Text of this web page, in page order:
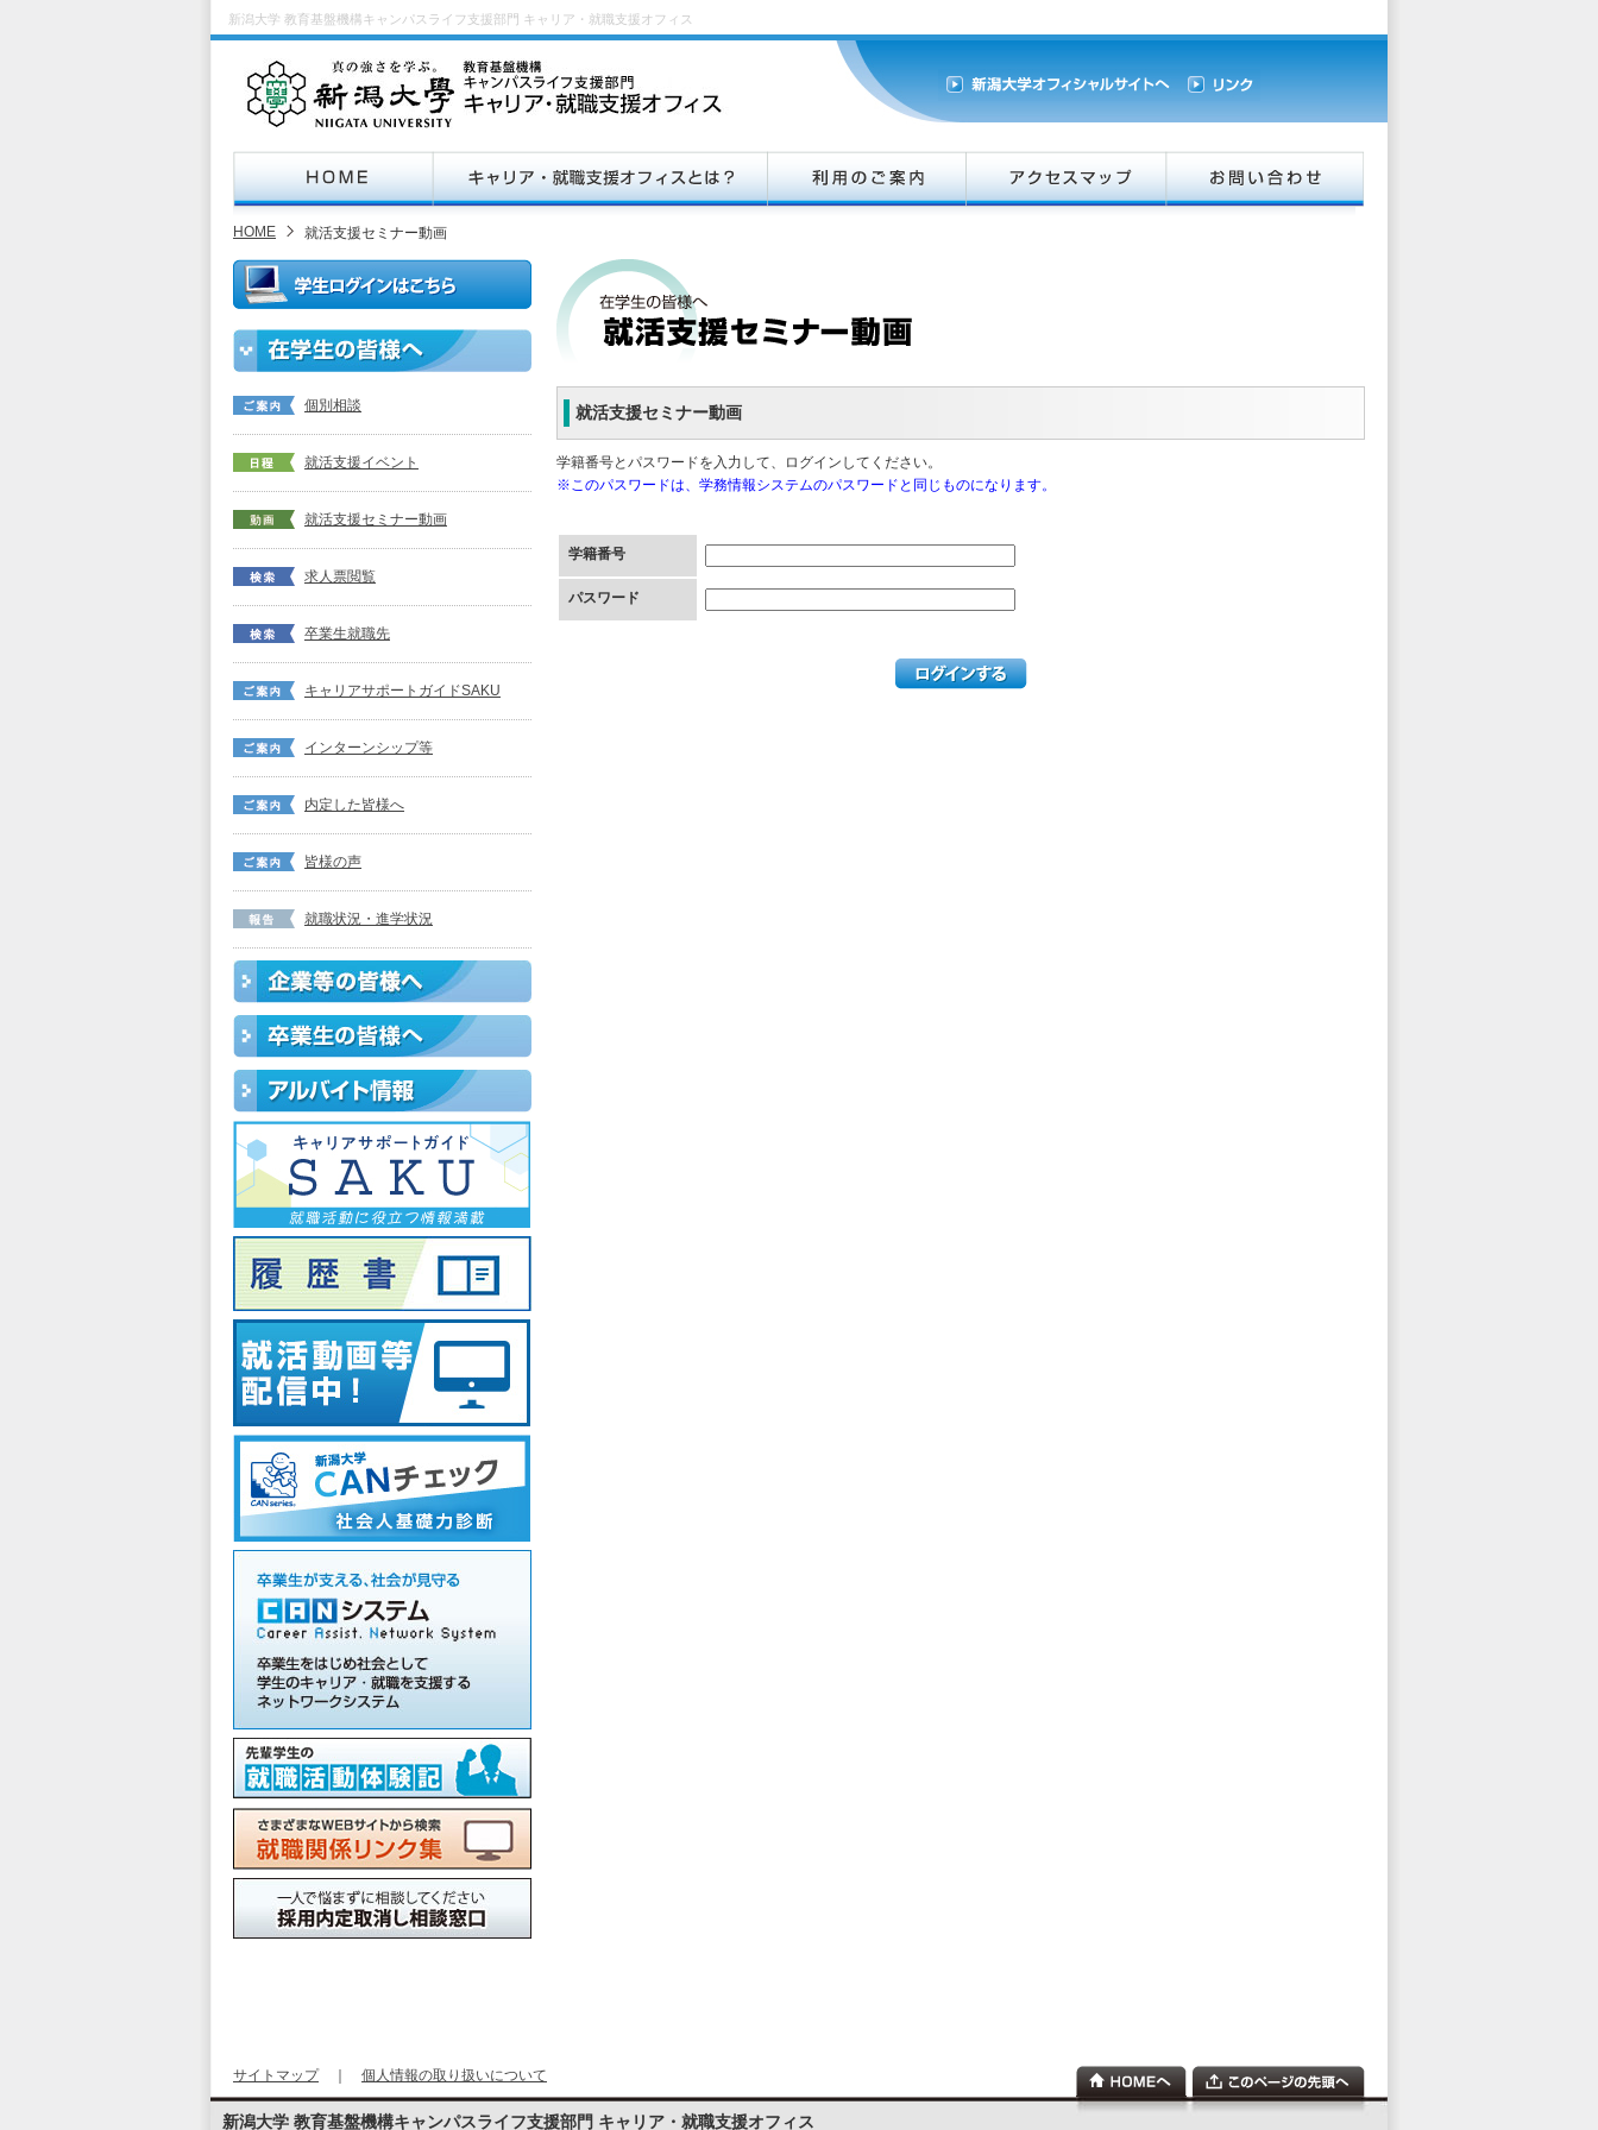
新潟大学 教育基盤機構キャンパスライフ支援部門 キャリア・就職支援オフィス
HOME 就活支援セミナー動画
就活支援セミナー動画
学籍番号とパスワードを入力して、ログインしてください。
※このパスワードは、学務情報システムのパスワードと同じものになります。
学籍番号
パスワード
個別相談
就活支援イベント
就活支援セミナー動画
求人票閲覧
卒業生就職先
キャリアサポートガイドSAKU
インターンシップ等
内定した皆様へ
皆様の声
就職状況・進学状況
サイトマップ｜ 個人情報の取り扱いについて
新潟大学 教育基盤機構キャンパスライフ支援部門 キャリア・就職支援オフィス